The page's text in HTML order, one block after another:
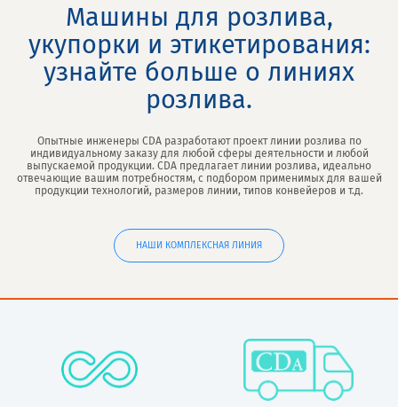
Машины для розлива,
укупорки и этикетирования:
узнайте больше о линиях
розлива.
Опытные инженеры CDA разработают проект линии розлива по
индивидуальному заказу для любой сферы деятельности и любой
выпускаемой продукции. CDA предлагает линии розлива, идеально
отвечающие вашим потребностям, с подбором применимых для вашей
продукции технологий, размеров линии, типов конвейеров и т.д.
НАШИ КОМПЛЕКСНАЯ ЛИНИЯ